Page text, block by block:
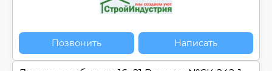
Позвонить Написать